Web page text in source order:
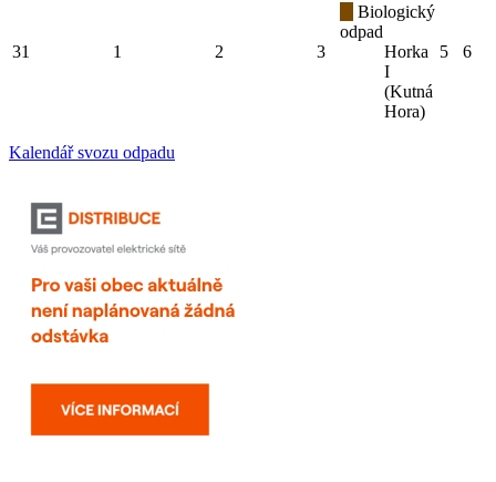
31 1 2 3
Biologický
odpad
Horka
I
(Kutná
Hora)
5 6
Kalendář svozu odpadu